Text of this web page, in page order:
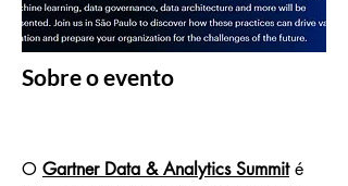
Sobre o evento
O Gartner Data & Analytics Summit é